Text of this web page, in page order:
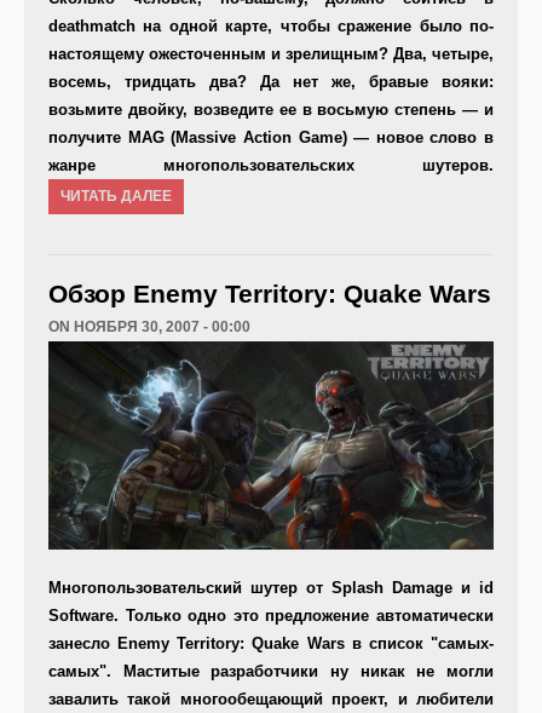
deathmatch на одной карте, чтобы сражение было по-
настоящему ожесточенным и зрелищным? Два, четыре,
восемь, тридцать два? Да нет же, бравые вояки:
возьмите двойку, возведите ее в восьмую степень — и
получите MAG (Massive Action Game) — новое слово в
жанре многопользовательских шутеров.
ЧИТАТЬ ДАЛЕЕ
Обзор Enemy Territory: Quake Wars
ON НОЯБРЯ 30, 2007 - 00:00
Многопользовательский шутер от Splash Damage и id
Software. Только одно это предложение автоматически
занесло Enemy Territory: Quake Warsв список "самых-
самых". Маститые разработчики ну никак не могли
завалить такой многообещающий проект, и любители